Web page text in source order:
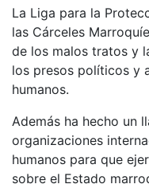
La Liga para la
las Cárceles
de los malos tratos y
los presos políticos y
humanos.
Además ha hecho un
organizaciones
humanos para que
sobre el Estado